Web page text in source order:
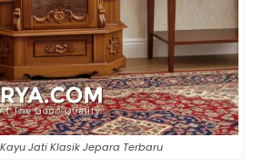
Jati Klasik Jepara Terbaru